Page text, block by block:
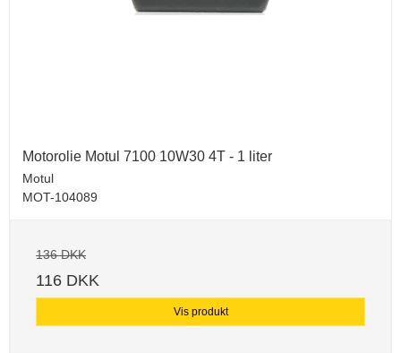
Motorolie Motul 7100 10W30 4T - 1 liter
Motul
MOT-104089
136 DKK
116 DKK
Vis produkt